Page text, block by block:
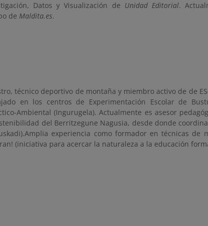
Datos y Visualización de Unidad Editorial.
de Maldita.es.
técnico deportivo de montaña y miembro activo de de
en los centros de Experimentación Escolar de
Ambiental (Ingurugela). Actualmente es asesor
del Berritzegune Nagusia, desde donde
experiencia como formador en técnicas de
(iniciativa para acercar la naturaleza a la educación